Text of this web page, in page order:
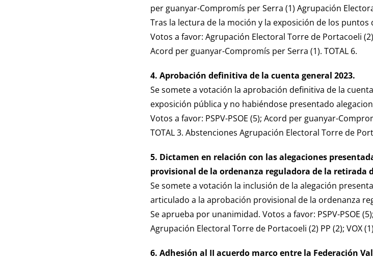
per guanyar-Compromís per Serra (1) Agrupación
Tras la lectura de la moción y la exposición de los
Votos a favor: Agrupación Electoral Torre de Portacoeli (2)
Acord per guanyar-Compromís per Serra (1). TOTAL 6.
4. Aprobación definitiva de la cuenta general 2023.
Se somete a votación la aprobación definitiva de la
exposición pública y no habiéndose presentado
Votos a favor: PSPV-PSOE (5); Acord per guanyar-
TOTAL 3. Abstenciones Agrupación Electoral Torre de
5. Dictamen en relación con las alegaciones
provisional de la ordenanza reguladora de la retirada
Se somete a votación la inclusión de la alegación
articulado a la aprobación provisional de la ordenanza
Se aprueba por unanimidad. Votos a favor: PSPV-PSOE
Agrupación Electoral Torre de Portacoeli (2) PP (2); VOX
6. Adhesión al II acuerdo marco entre la Federación